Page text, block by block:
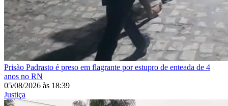
Prisão Padrasto é preso em flagrante por estupro de enteada de 4
anos no RN
05/08/2026 às 18:39
Justiça